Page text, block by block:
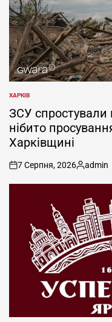
ОПУБЛІКУВАТИ
У
ХАРКІВ
ЗСУ спростували
нібито
Харківщині
on
7 Серпня, 2026 admin